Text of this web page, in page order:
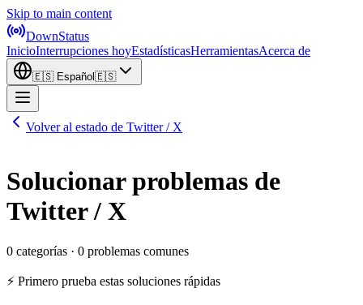
Skip to main content
DownStatus
InicioInterrupciones hoyEstadísticasHerramientasAcerca de
🇪🇸 Español 🇪🇸
Volver al estado de Twitter / X
Solucionar problemas de
Twitter / X
0 categorías · 0 problemas comunes
⚡ Primero prueba estas soluciones rápidas